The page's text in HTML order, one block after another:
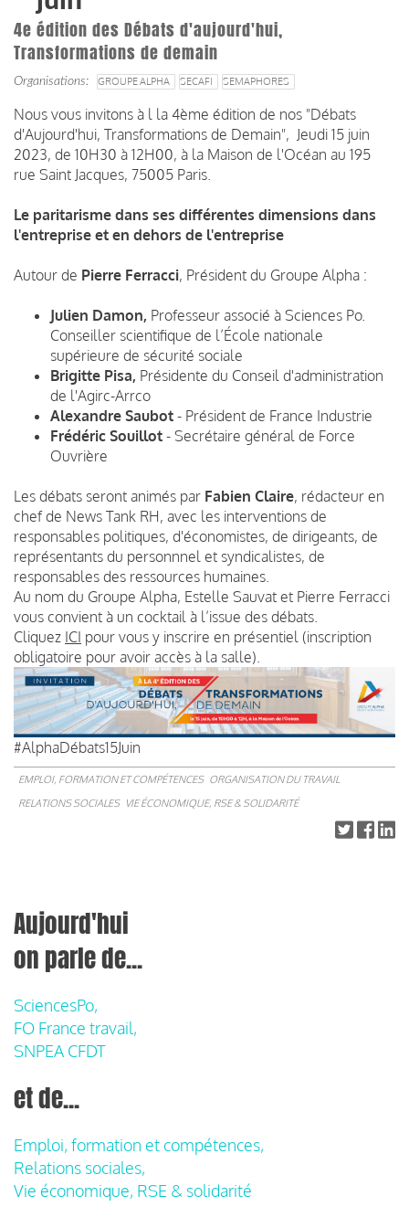
4e édition des Débats d'aujourd'hui,
Transformations de demain
Organisations GROUPE ALPHA SECAFI SEMAPHORES
Nous vous invitons à l la 4ème édition de nos "Débats
d'Aujourd'hui, Transformations de Demain", Jeudi 15 juin
2023, de 10H30 à 12H00, à la Maison de l'Océan au 195
rue Saint Jacques, 75005 Paris.
Le paritarisme dans ses différentes dimensions dans
l'entreprise et en dehors de l'entreprise
Autour de Pierre Ferracci, Président du Groupe Alpha :
Julien Damon, Professeur associé à Sciences Po.
Conseiller scientifique de l’École nationale
supérieure de sécurité sociale
Brigitte Pisa, Présidente du Conseil d'administration
de l'Agirc-Arrco
Alexandre Saubot - Président de France Industrie
Frédéric Souillot - Secrétaire général de Force
Ouvrière
Les débats seront animés par Fabien Claire, rédacteur en
chef de News Tank RH, avec les interventions de
responsables politiques, d'économistes, de dirigeants, de
représentants du personnnel et syndicalistes, de
responsables des ressources humaines.
Au nom du Groupe Alpha, Estelle Sauvat et Pierre Ferracci
vous convient à un cocktail à l’issue des débats.
Cliquez ICI pour vous y inscrire en présentiel (inscription
obligatoire pour avoir accès à la salle).
#AlphaDébats15Juin
EMPLOI, FORMATION ET COMPÉTENCES ORGANISATION DU TRAVAIL
RELATIONS SOCIALES VIE ÉCONOMIQUE, RSE & SOLIDARITÉ
Aujourd'hui
on parle de...
SciencesPo,
FO France travail,
SNPEA CFDT
et de...
Emploi, formation et compétences,
Relations sociales,
Vie économique, RSE & solidarité